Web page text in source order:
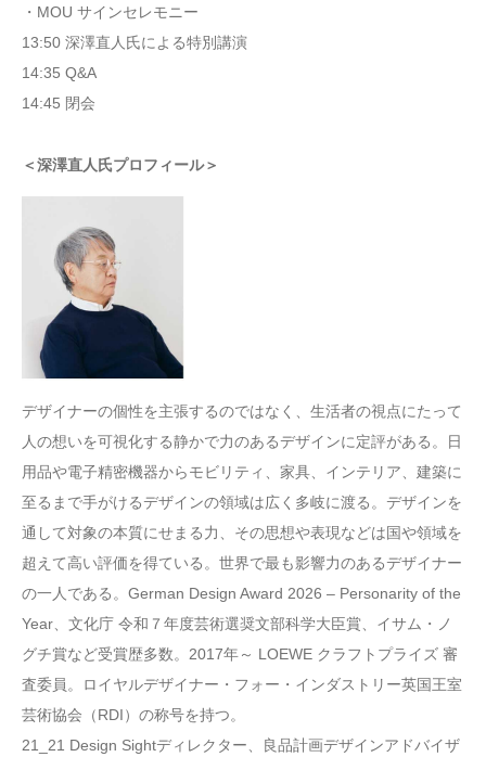
・MOU サインセレモニー
13:50 深澤直人氏による特別講演
14:35 Q&A
14:45 閉会
＜深澤直人氏プロフィール＞
デザイナーの個性を主張するのではなく、生活者の視点にたって
人の想いを可視化する静かで力のあるデザインに定評がある。日
用品や電子精密機器からモビリティ、家具、インテリア、建築に
至るまで手がけるデザインの領域は広く多岐に渡る。デザインを
通して対象の本質にせまる力、その思想や表現などは国や領域を
超えて高い評価を得ている。世界で最も影響力のあるデザイナー
の一人である。German Design Award 2026 – Personarity of the
Year、文化庁 令和７年度芸術選奨文部科学大臣賞、イサム・ノ
グチ賞など受賞歴多数。2017年～ LOEWE クラフトプライズ 審
査委員。ロイヤルデザイナー・フォー・インダストリー英国王室
芸術協会（RDI）の称号を持つ。
21_21 Design Sightディレクター、良品計画デザインアドバイザ